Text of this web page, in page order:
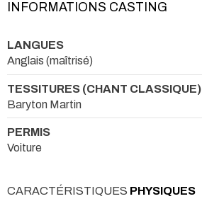
INFORMATIONS CASTING
LANGUES
Anglais (maîtrisé)
TESSITURES (CHANT CLASSIQUE)
Baryton Martin
PERMIS
Voiture
CARACTÉRISTIQUES PHYSIQUES